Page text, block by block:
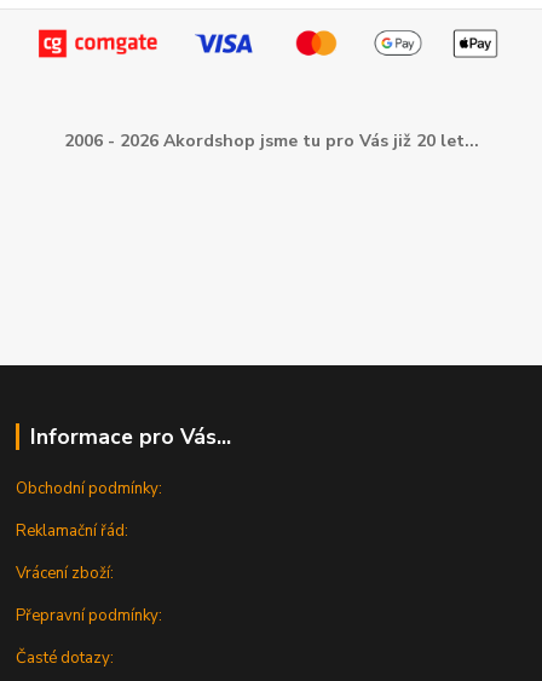
2006 - 2026 Akordshop jsme tu pro Vás již 20 let...
Informace pro Vás...
Obchodní podmínky:
Reklamační řád:
Vrácení zboží:
Přepravní podmínky:
Časté dotazy: